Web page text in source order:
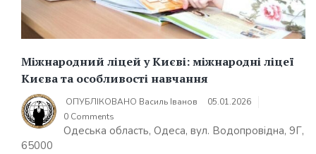
Міжнародний ліцей у Києві: міжнародні ліцеї
Києва та особливості навчання
ОПУБЛІКОВАНО Василь Іванов
05.01.2026
0 Comments
Одеська область, Одеса, вул. Водопровідна, 9Г,
65000